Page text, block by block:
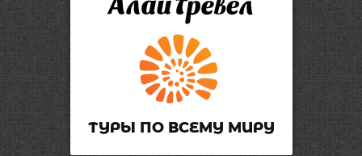
ТУРЫ ПО ВСЕМУ МИРУ